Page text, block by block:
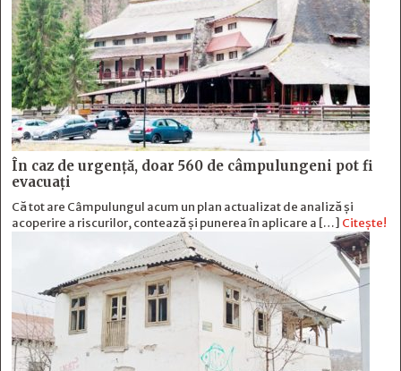
În caz de urgență, doar 560 de câmpulungeni pot fi
evacuați
Că tot are Câmpulungul acum un plan actualizat de analiză și
acoperire a riscurilor, contează și punerea în aplicare a […] Citește!